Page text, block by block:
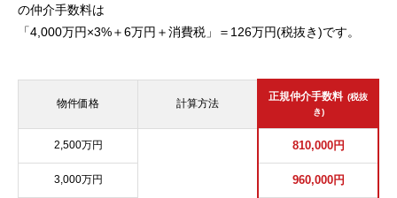
の仲介手数料は
「4,000万円×3%＋6万円＋消費税」＝126万円(税抜き)です。
物件価格 計算方法
正規仲介手数料 (税抜
き)
2,500万円 810,000円
3,000万円 960,000円